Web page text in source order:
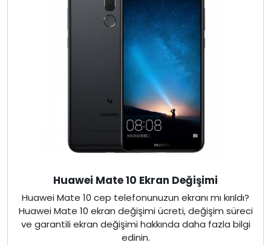
Huawei Mate 10 Ekran Değişimi
Huawei Mate 10 cep telefonunuzun ekranı mı kırıldı?
Huawei Mate 10 ekran değişimi ücreti, değişim süreci
ve garantili ekran değişimi hakkında daha fazla bilgi
edinin.